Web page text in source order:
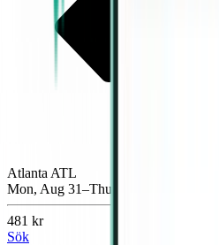
Atlanta ATL
Mon, Aug 31–Thu, Sep 3
481 kr
Sök